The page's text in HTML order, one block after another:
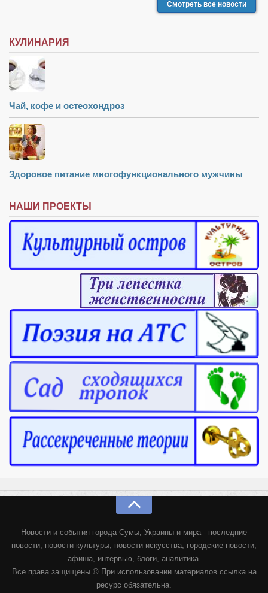
Смотреть все новости
КУЛИНАРИЯ
Чай, кофе и остеохондроз
Здоровое питание многофункционального мужчины
НАШИ ПРОЕКТЫ
Новости и события города Сумы, Украины и мира - последние
новости, новости культуры, новости искусства, городские новости,
афиша, интервью, блоги, аналитика.
Все права защищены © При использовании материалов ссылка на
ресурс обязательна.